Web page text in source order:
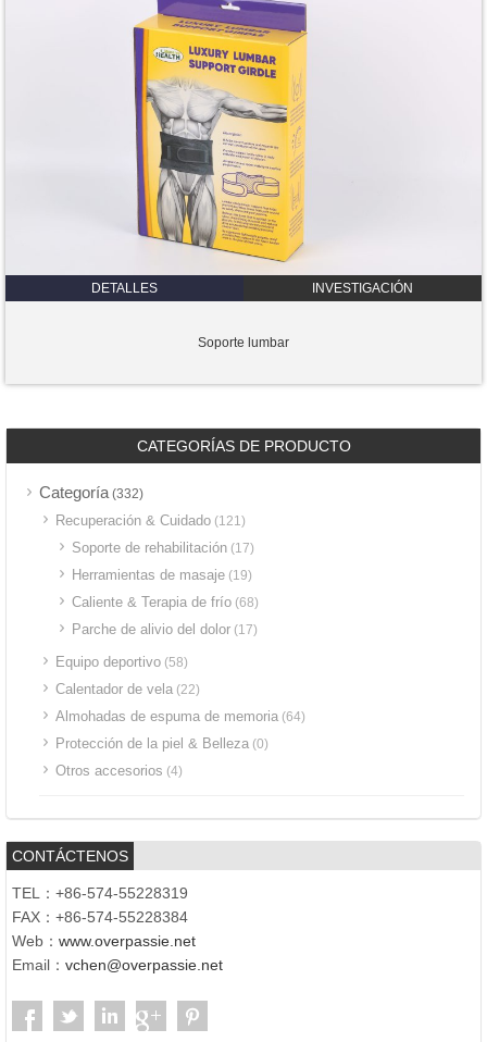
DETALLES INVESTIGACIÓN
Soporte lumbar
CATEGORÍAS DE PRODUCTO
Categoría(332)
Recuperación & Cuidado (121)
Soporte de rehabilitación (17)
Herramientas de masaje (19)
Caliente & Terapia de frío (68)
Parche de alivio del dolor (17)
Equipo deportivo (58)
Calentador de vela (22)
Almohadas de espuma de memoria (64)
Protección de la piel & Belleza (0)
Otros accesorios (4)
CONTÁCTENOS
TEL：+86-574-55228319
FAX：+86-574-55228384
Web： www.overpassie.net
Email： vchen@overpassie.net